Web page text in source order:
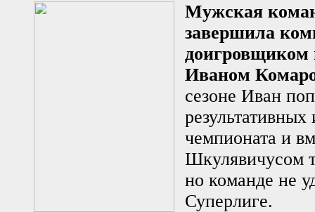
Мужская
завершила
доигровщиком
Иваном
сезоне Иван
результативных
чемпионата и
Шкулявичусом
но команде не
Суперлиге.